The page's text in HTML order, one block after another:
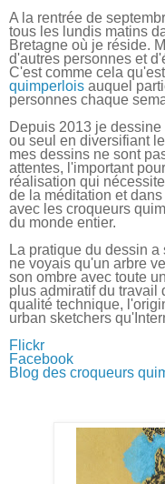
A la rentrée de
tous les lundis matins
Bretagne où je réside.
d'autres personnes et
C'est comme cela
quimperlois auquel
personnes chaque
Depuis 2013 je
ou seul en diversifiant
mes dessins ne sont
attentes, l'important
réalisation qui
de la méditation et
avec les croqueurs
du monde entier.
La pratique du dessin
ne voyais qu'un arbre
son ombre avec toute
plus admiratif du travail
qualité technique,
urban sketchers
Flickr
Facebook
Blog des croqueurs